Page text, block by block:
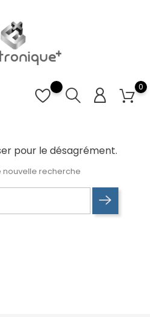
0
pour le désagrément.
nouvelle recherche